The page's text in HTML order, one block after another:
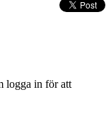
logga in för att